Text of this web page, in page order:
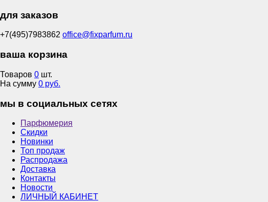
для заказов
+7(495)7983862 office@fixparfum.ru
ваша корзина
Товаров 0 шт.
На сумму 0 руб.
мы в социальных сетях
Парфюмерия
Скидки
Новинки
Топ продаж
Распродажа
Доставка
Контакты
Новости
ЛИЧНЫЙ КАБИНЕТ